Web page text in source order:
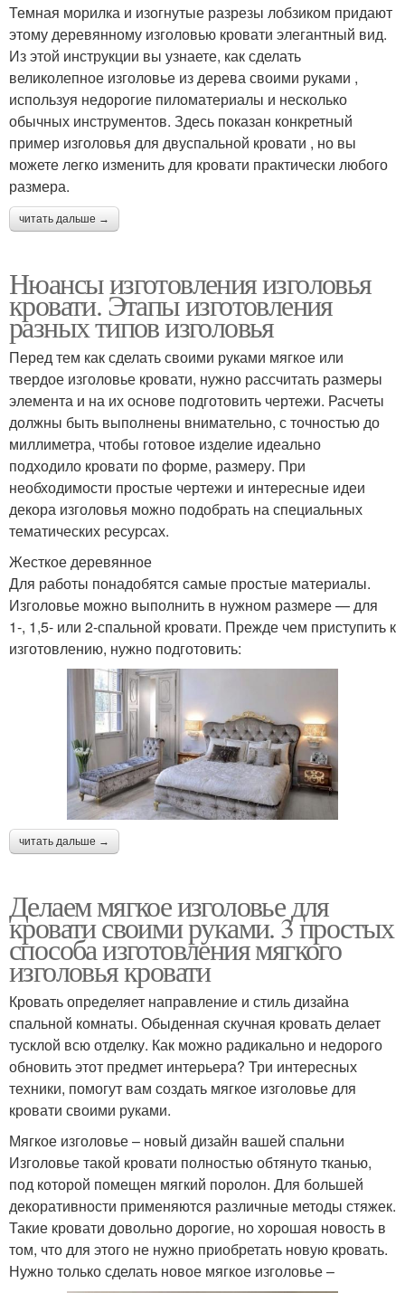
Темная морилка и изогнутые разрезы лобзиком придают
этому деревянному изголовью кровати элегантный вид.
Из этой инструкции вы узнаете, как сделать
великолепное изголовье из дерева своими руками ,
используя недорогие пиломатериалы и несколько
обычных инструментов. Здесь показан конкретный
пример изголовья для двуспальной кровати , но вы
можете легко изменить для кровати практически любого
размера.
читать дальше →
Нюансы изготовления изголовья
кровати. Этапы изготовления
разных типов изголовья
Перед тем как сделать своими руками мягкое или
твердое изголовье кровати, нужно рассчитать размеры
элемента и на их основе подготовить чертежи. Расчеты
должны быть выполнены внимательно, с точностью до
миллиметра, чтобы готовое изделие идеально
подходило кровати по форме, размеру. При
необходимости простые чертежи и интересные идеи
декора изголовья можно подобрать на специальных
тематических ресурсах.
Жесткое деревянное
Для работы понадобятся самые простые материалы.
Изголовье можно выполнить в нужном размере — для
1-, 1,5- или 2-спальной кровати. Прежде чем приступить к
изготовлению, нужно подготовить:
читать дальше →
Делаем мягкое изголовье для
кровати своими руками. 3 простых
способа изготовления мягкого
изголовья кровати
Кровать определяет направление и стиль дизайна
спальной комнаты. Обыденная скучная кровать делает
тусклой всю отделку. Как можно радикально и недорого
обновить этот предмет интерьера? Три интересных
техники, помогут вам создать мягкое изголовье для
кровати своими руками.
Мягкое изголовье – новый дизайн вашей спальни
Изголовье такой кровати полностью обтянуто тканью,
под которой помещен мягкий поролон. Для большей
декоративности применяются различные методы стяжек.
Такие кровати довольно дорогие, но хорошая новость в
том, что для этого не нужно приобретать новую кровать.
Нужно только сделать новое мягкое изголовье –